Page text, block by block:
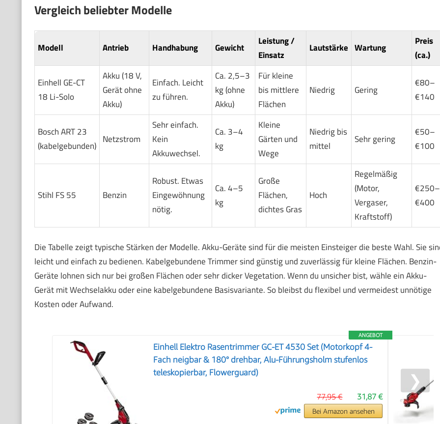
Vergleich beliebter Modelle
Modell Antrieb Handhabung Gewicht
Leistung /
Einsatz
Lautstärke Wartung
Preis
(ca.)
Einhell GE-CT
18 Li-Solo
Akku (18 V,
Gerät ohne
Akku)
Einfach. Leicht
zu führen.
Ca. 2,5–3
kg (ohne
Akku)
Für kleine
bis mittlere
Flächen
Niedrig Gering
€80–
€140
Bosch ART 23
(kabelgebunden)
Netzstrom
Sehr einfach.
Kein
Akkuwechsel.
Ca. 3–4
kg
Kleine
Gärten und
Wege
Niedrig bis
mittel
Sehr gering
€50–
€100
Stihl FS 55 Benzin
Robust. Etwas
Eingewöhnung
nötig.
Ca. 4–5
kg
Große
Flächen,
dichtes Gras
Hoch
Regelmäßig
(Motor,
Vergaser,
Kraftstoff)
€250–
€400
Die Tabelle zeigt typische Stärken der Modelle. Akku-Geräte sind für die meisten Einsteiger die beste Wahl. Sie
leicht und einfach zu bedienen. Kabelgebundene Trimmer sind günstig und zuverlässig für kleine Flächen. Benzin-
Geräte lohnen sich nur bei großen Flächen oder sehr dicker Vegetation. Wenn du unsicher bist, wähle ein Akku-
Gerät mit Wechselakku oder eine kabelgebundene Basisvariante. So bleibst du flexibel und vermeidest unnötige
Kosten oder Aufwand.
ANGEBOT
Einhell Elektro Rasentrimmer GC-ET 4530 Set (Motorkopf 4-
Fach neigbar & 180° drehbar, Alu-Führungsholm stufenlos
teleskopierbar, Flowerguard)
31,87 €
77,95 €
Bei Amazon ansehen
❯